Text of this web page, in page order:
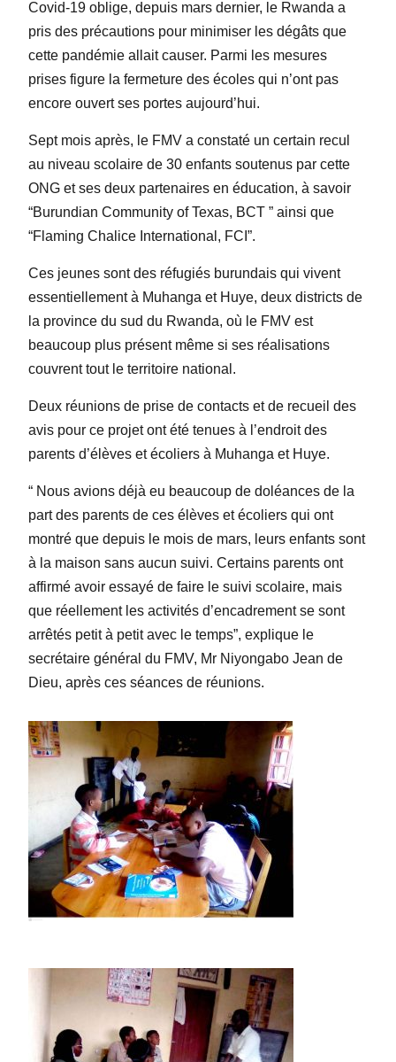
Covid-19 oblige, depuis mars dernier, le Rwanda a
pris des précautions pour minimiser les dégâts que
cette pandémie allait causer. Parmi les mesures
prises figure la fermeture des écoles qui n’ont pas
encore ouvert ses portes aujourd’hui.
Sept mois après, le FMV a constaté un certain recul
au niveau scolaire de 30 enfants soutenus par cette
ONG et ses deux partenaires en éducation, à savoir
“Burundian Community of Texas, BCT ” ainsi que
“Flaming Chalice International, FCI”.
Ces jeunes sont des réfugiés burundais qui vivent
essentiellement à Muhanga et Huye, deux districts de
la province du sud du Rwanda, où le FMV est
beaucoup plus présent même si ses réalisations
couvrent tout le territoire national.
Deux réunions de prise de contacts et de recueil des
avis pour ce projet ont été tenues à l’endroit des
parents d’élèves et écoliers à Muhanga et Huye.
“ Nous avions déjà eu beaucoup de doléances de la
part des parents de ces élèves et écoliers qui ont
montré que depuis le mois de mars, leurs enfants sont
à la maison sans aucun suivi. Certains parents ont
affirmé avoir essayé de faire le suivi scolaire, mais
que réellement les activités d’encadrement se sont
arrêtés petit à petit avec le temps”, explique le
secrétaire général du FMV, Mr Niyongabo Jean de
Dieu, après ces séances de réunions.